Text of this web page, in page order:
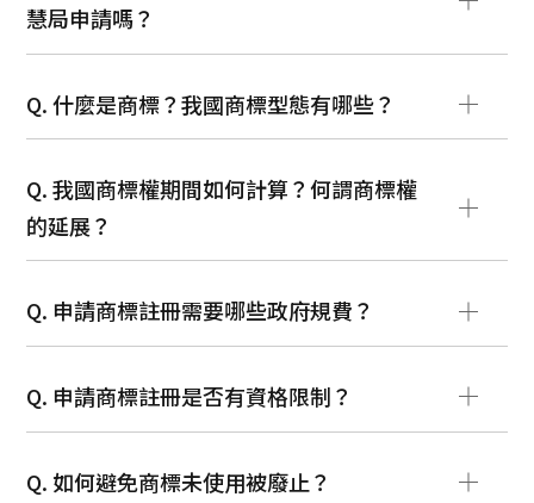
慧局申請嗎？
Q. 什麼是商標？我國商標型態有哪些？
Q. 我國商標權期間如何計算？何謂商標權
的延展？
Q. 申請商標註冊需要哪些政府規費？
Q. 申請商標註冊是否有資格限制？
Q. 如何避免商標未使用被廢止？